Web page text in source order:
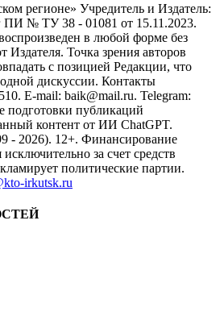
регионе» Учредитель и Издатель:
№ ТУ 38 - 01081 от 15.11.2023.
в любой форме без
Издателя. Точка зрения авторов
с позицией Редакции, что
дискуссии. Контакты
E-mail: baik@mail.ru. Telegram:
подготовки публикаций
контент от ИИ ChatGPT.
2026). 12+. Финансирование
за счет средств
политические партии.
irkutsk.ru